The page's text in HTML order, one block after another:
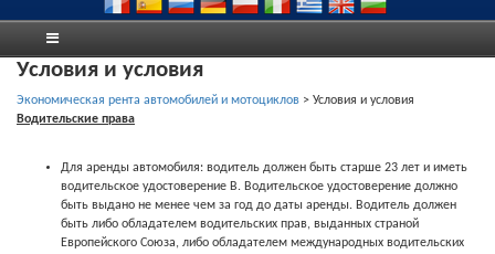
Условия и условия
Экономическая рента автомобилей и мотоциклов > Условия и условия
Водительские права
Для аренды автомобиля: водитель должен быть старше 23 лет и иметь
водительское удостоверение B. Водительское удостоверение должно
быть выдано не менее чем за год до даты аренды. Водитель должен
быть либо обладателем водительских прав, выданных страной
Европейского Союза, либо обладателем международных водительских